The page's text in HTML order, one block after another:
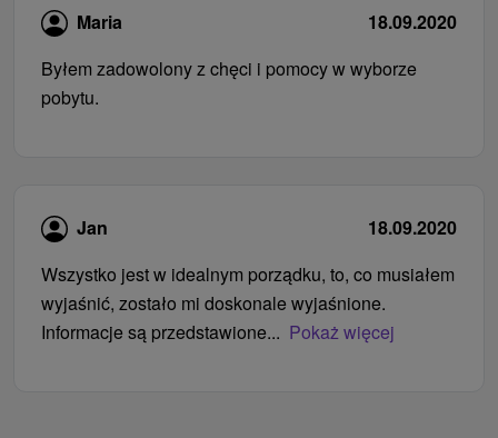
Maria
18.09.2020
Byłem zadowolony z chęci i pomocy w wyborze
pobytu.
Jan
18.09.2020
Wszystko jest w idealnym porządku, to, co musiałem
wyjaśnić, zostało mi doskonale wyjaśnione.
Informacje są przedstawione... Pokaż więcej